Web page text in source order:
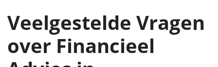
Veelgestelde Vragen
over Financieel